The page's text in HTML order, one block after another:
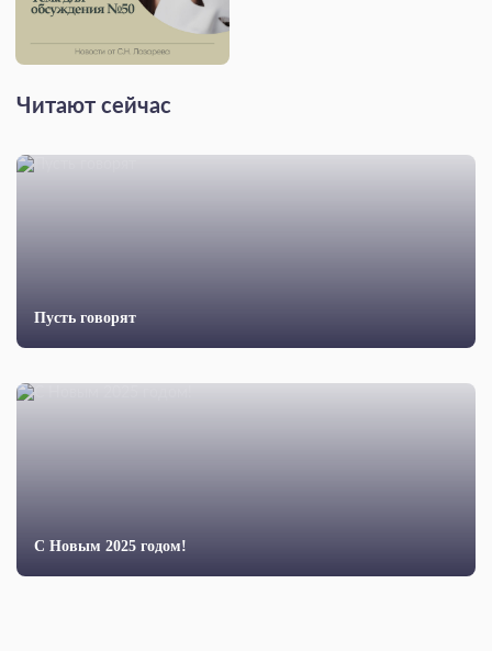
Читают сейчас
Пусть говорят
С Новым 2025 годом!